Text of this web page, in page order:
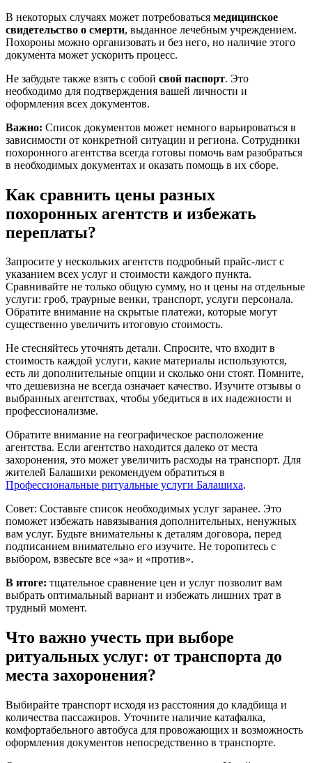
В некоторых случаях может потребоваться медицинское
свидетельство о смерти, выданное лечебным учреждением.
Похороны можно организовать и без него, но наличие этого
документа может ускорить процесс.
Не забудьте также взять с собой свой паспорт. Это
необходимо для подтверждения вашей личности и
оформления всех документов.
Важно: Список документов может немного варьироваться в
зависимости от конкретной ситуации и региона. Сотрудники
похоронного агентства всегда готовы помочь вам разобраться
в необходимых документах и оказать помощь в их сборе.
Как сравнить цены разных
похоронных агентств и избежать
переплаты?
Запросите у нескольких агентств подробный прайс-лист с
указанием всех услуг и стоимости каждого пункта.
Сравнивайте не только общую сумму, но и цены на отдельные
услуги: гроб, траурные венки, транспорт, услуги персонала.
Обратите внимание на скрытые платежи, которые могут
существенно увеличить итоговую стоимость.
Не стесняйтесь уточнять детали. Спросите, что входит в
стоимость каждой услуги, какие материалы используются,
есть ли дополнительные опции и сколько они стоят. Помните,
что дешевизна не всегда означает качество. Изучите отзывы о
выбранных агентствах, чтобы убедиться в их надежности и
профессионализме.
Обратите внимание на географическое расположение
агентства. Если агентство находится далеко от места
захоронения, это может увеличить расходы на транспорт. Для
жителей Балашихи рекомендуем обратиться в
Профессиональные ритуальные услуги Балашиха.
Совет: Составьте список необходимых услуг заранее. Это
поможет избежать навязывания дополнительных, ненужных
вам услуг. Будьте внимательны к деталям договора, перед
подписанием внимательно его изучите. Не торопитесь с
выбором, взвесьте все «за» и «против».
В итоге: тщательное сравнение цен и услуг позволит вам
выбрать оптимальный вариант и избежать лишних трат в
трудный момент.
Что важно учесть при выборе
ритуальных услуг: от транспорта до
места захоронения?
Выбирайте транспорт исходя из расстояния до кладбища и
количества пассажиров. Уточните наличие катафалка,
комфортабельного автобуса для провожающих и возможность
оформления документов непосредственно в транспорте.